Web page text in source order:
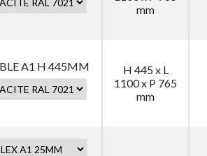
mm
A1 H 445MM
H 445 x L
1100 x P 765
mm